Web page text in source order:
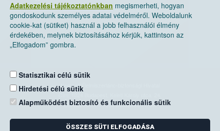
Adatkezelési tájékoztatónkban megismerheti, hogyan
gondoskodunk személyes adatai védelméről. Weboldalunk
cookie-kat (sütiket) használ a jobb felhasználói élmény
érdekében, melynek biztosításához kérjük, kattintson az
„Elfogadom” gombra.
Statisztikai célú sütik
Hirdetési célú sütik
Alapműködést biztosító és funkcionális sütik
ÖSSZES SÜTI ELFOGADÁSA
Nemzeti Élelmiszerlánc-biztonsági Hivatal
Levelezési cím: 1525 Budapest. Pf. 30.